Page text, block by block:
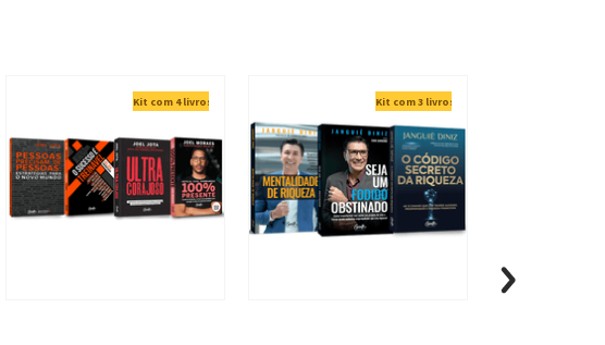
Kit com 4 livros Kit com 3 livros